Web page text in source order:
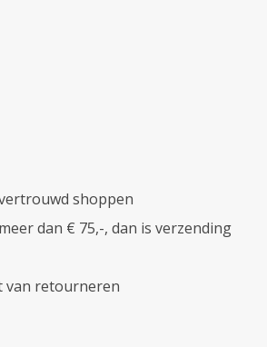
shoppen
dan € 75,-, dan is verzending
van retourneren